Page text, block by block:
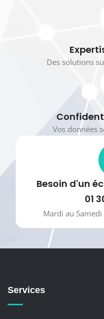
Des solutions
Vos données
Besoin d'un
01
Mardi au
Services